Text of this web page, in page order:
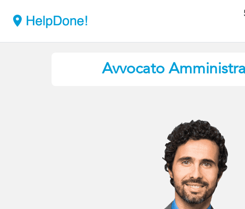
Avvocato